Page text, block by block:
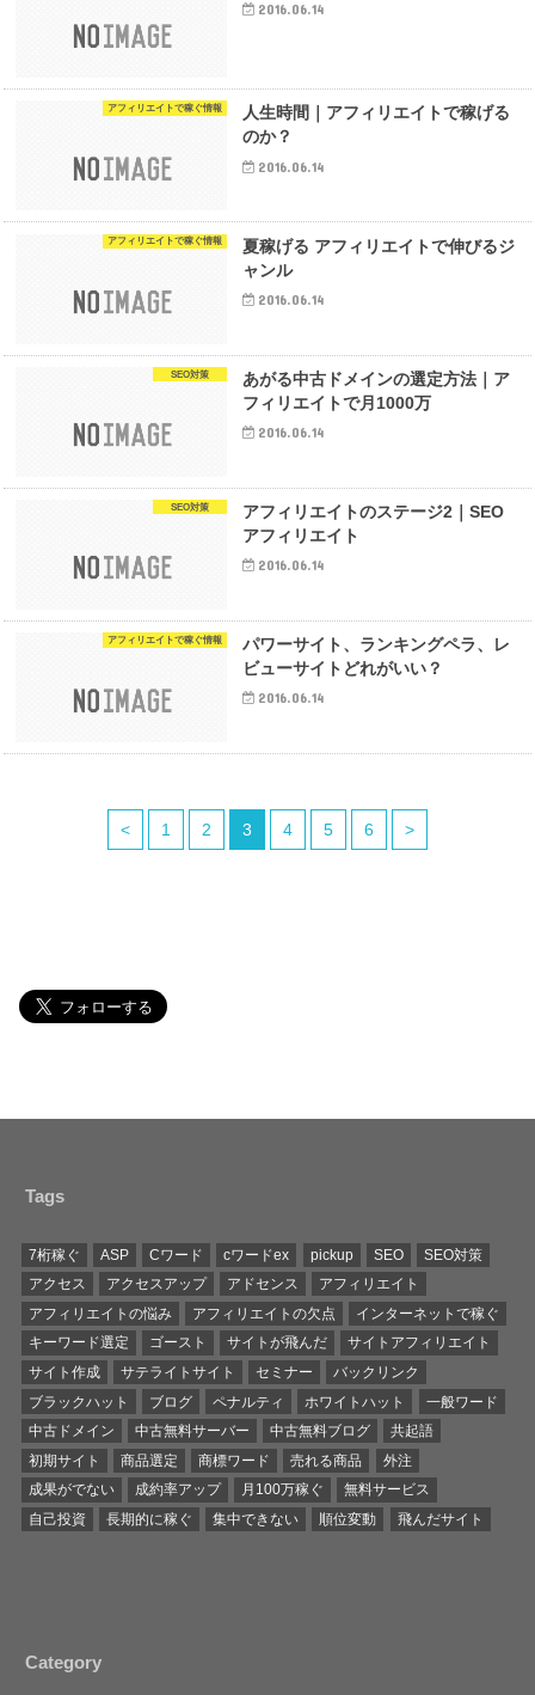
2016.06.14
アフィリエイトで稼ぐ情報
人生時間｜アフィリエイトで稼げる
のか？
2016.06.14
アフィリエイトで稼ぐ情報
夏稼げる アフィリエイトで伸びるジ
ャンル
2016.06.14
SEO対策
あがる中古ドメインの選定方法｜ア
フィリエイトで月1000万
2016.06.14
SEO対策
アフィリエイトのステージ2｜SEO
アフィリエイト
2016.06.14
アフィリエイトで稼ぐ情報
パワーサイト、ランキングペラ、レ
ビューサイトどれがいい？
2016.06.14
< 1 2 3 4 5 6 >
Tags
7桁稼ぐ ASP Cワード cワードex pickup SEO
SEO対策
アクセス
アクセスアップ アドセンス
アフィリエイト
アフィリエイトの悩み
アフィリエイトの欠点
インターネットで稼ぐ
キーワード選定
ゴースト サイトが飛んだ
サイトアフィリエイト
サイト作成
サテライトサイト セミナー
バックリンク
ブラックハット
ブログ ペナルティ ホワイトハット
一般ワード
中古ドメイン
中古無料サーバー 中古無料ブログ
共起語
初期サイト
商品選定 商標ワード 売れる商品
外注
成果がでない
成約率アップ 月100万稼ぐ
無料サービス
自己投資
長期的に稼ぐ 集中できない 順位変動 飛んだサイト
Category